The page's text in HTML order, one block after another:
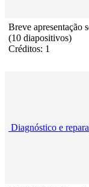
Breve apresentação
(10 diapositivos)
Créditos: 1
Diagnóstico e